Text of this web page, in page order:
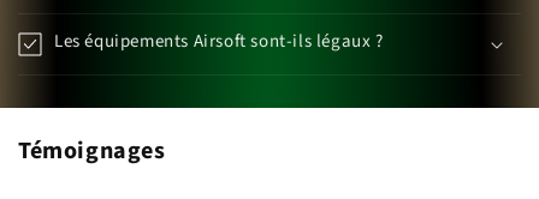
Les équipements Airsoft sont-ils légaux ?
Témoignages